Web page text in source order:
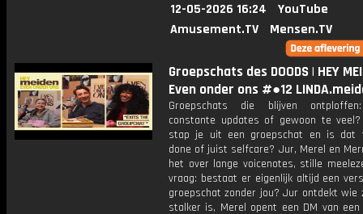
12-05-2026 16:24
YouTube
Amusement.TV
Mensen.TV
Groepschats des DOODS | HEY
Even onder ons #●12
Groepschats die blijven
constante updates of gewoon te veel?
stap je uit een groepschat en is dat
done of juist selfcare? Jur, Merel en
het over lange voicenotes, stille
vraag: bestaat er eigenlijk altijd een
groepschat zonder jou? Jur ontdekt wie
stalker is, Merel opent een DM van een